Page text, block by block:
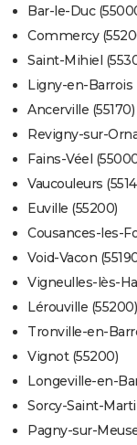
Bar-le-Duc
Commercy
Saint-Mihiel
Ligny-en-Barrois
Ancerville (55170)
Revigny-sur-
Fains-Véel
Vaucouleurs
Euville (55200)
Cousances-les-
Void-Vacon
Vigneulles-lès-
Lérouville (55200)
Tronville-en-
Vignot (55200)
Longeville-en-
Sorcy-Saint-
Pagny-sur-